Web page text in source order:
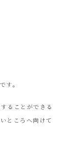
す。
ることができる
ところへ向けて